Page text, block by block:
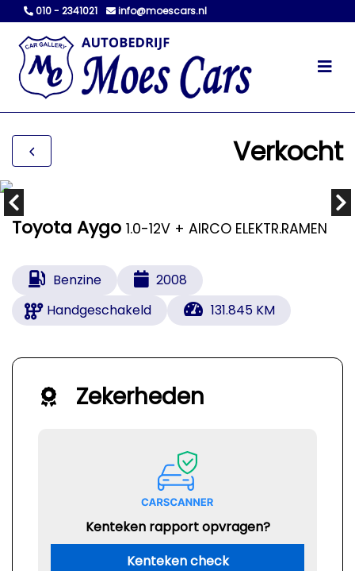
010 - 2341021 info@moescars.nl
Verkocht
Toyota Aygo 1.0-12V + AIRCO ELEKTR.RAMEN
Benzine
2008
Handgeschakeld
131.845 KM
Zekerheden
Kenteken rapport opvragen?
Kenteken check